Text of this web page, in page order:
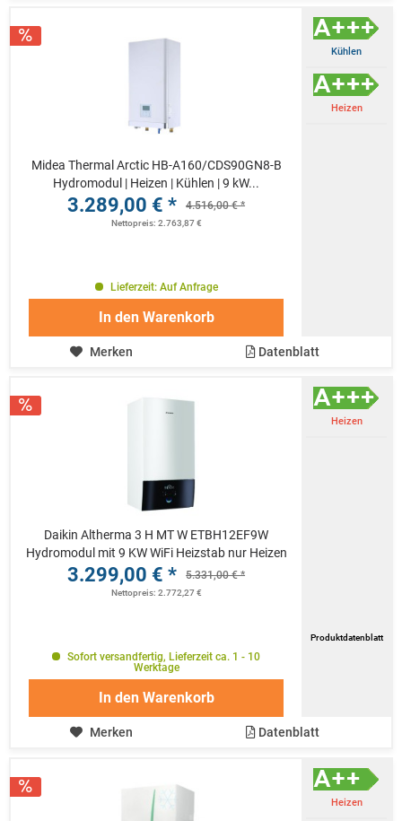
Midea Thermal Arctic HB-A160/CDS90GN8-B
Hydromodul | Heizen | Kühlen | 9 kW...
3.289,00 € * 4.516,00 € *
Nettopreis: 2.763,87 €
Kühlen
Heizen
Lieferzeit: Auf Anfrage
In den Warenkorb
Merken Datenblatt
Daikin Altherma 3 H MT W ETBH12EF9W
Hydromodul mit 9 KW WiFi Heizstab nur Heizen
3.299,00 € * 5.331,00 € *
Nettopreis: 2.772,27 €
Heizen
Produktdatenblatt
Sofort versandfertig, Lieferzeit ca. 1 - 10
Werktage
In den Warenkorb
Merken Datenblatt
Heizen